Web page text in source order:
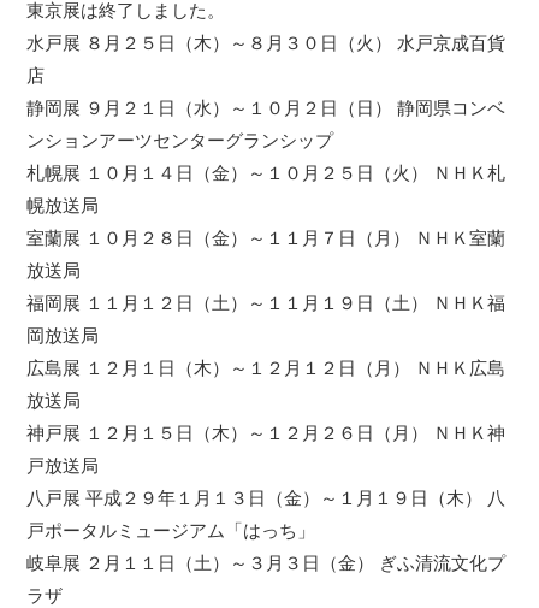
東京展は終了しました。
水戸展 ８月２５日（木）～８月３０日（火） 水戸京成百貨
店
静岡展 ９月２１日（水）～１０月２日（日） 静岡県コンベ
ンションアーツセンターグランシップ
札幌展 １０月１４日（金）～１０月２５日（火） ＮＨＫ札
幌放送局
室蘭展 １０月２８日（金）～１１月７日（月） ＮＨＫ室蘭
放送局
福岡展 １１月１２日（土）～１１月１９日（土） ＮＨＫ福
岡放送局
広島展 １２月１日（木）～１２月１２日（月） ＮＨＫ広島
放送局
神戸展 １２月１５日（木）～１２月２６日（月） ＮＨＫ神
戸放送局
八戸展 平成２９年１月１３日（金）～１月１９日（木） 八
戸ポータルミュージアム「はっち」
岐阜展 ２月１１日（土）～３月３日（金） ぎふ清流文化プ
ラザ